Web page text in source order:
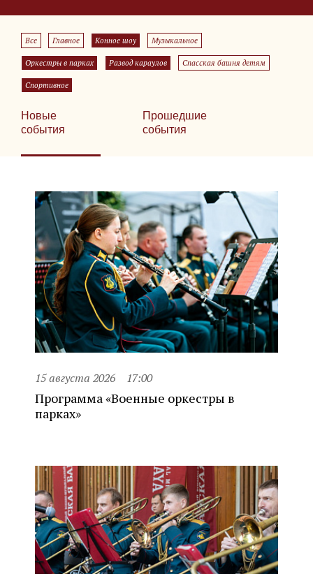
Все Главное Конное шоу Музыкальное
Оркестры в парках Развод караулов Спасская башня детям
Спортивное
Новые
события
Прошедшие
события
15 августа 2026 17:00
Программа «Военные оркестры в
парках»